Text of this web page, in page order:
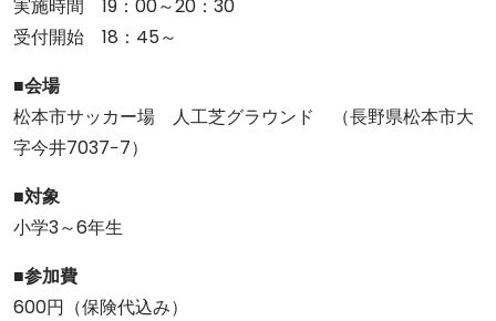
実施時間 19：00～20：30
受付開始 18：45～
■会場
松本市サッカー場 人工芝グラウンド （長野県松本市大
字今井7037−7）
■対象
小学3～6年生
■参加費
600円（保険代込み）